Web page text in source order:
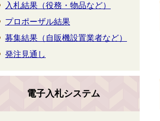
入札結果（役務・物品など）
プロポーザル結果
募集結果（自販機設置業者など）
発注見通し
電子入札システム